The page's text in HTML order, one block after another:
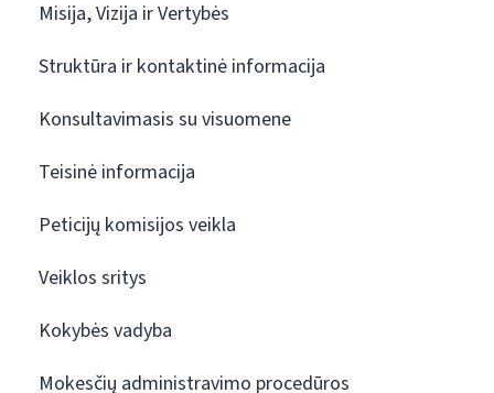
Misija, Vizija ir Vertybės
Struktūra ir kontaktinė informacija
Konsultavimasis su visuomene
Teisinė informacija
Peticijų komisijos veikla
Veiklos sritys
Kokybės vadyba
Mokesčių administravimo procedūros